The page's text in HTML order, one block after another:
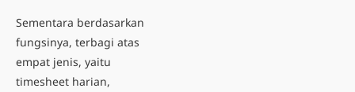
Sementara berdasarkan
fungsinya, terbagi atas
empat jenis, yaitu
timesheet harian,